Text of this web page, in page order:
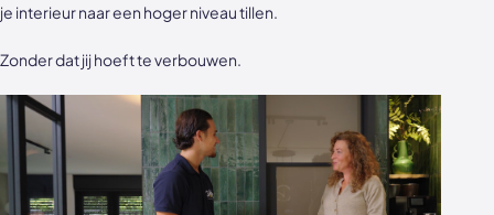
je interieur naar een hoger niveau tillen.
Zonder dat jij hoeft te verbouwen.